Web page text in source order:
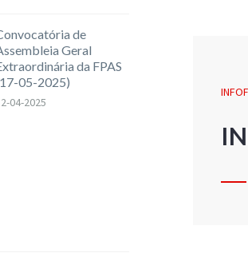
de
Geral
da FPAS
05-2025)
04-2025